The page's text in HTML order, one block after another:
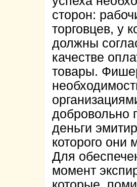
сторон:
торговцев, у
должны
качестве
товары.
добровольно
деньги
которого
Для
момент